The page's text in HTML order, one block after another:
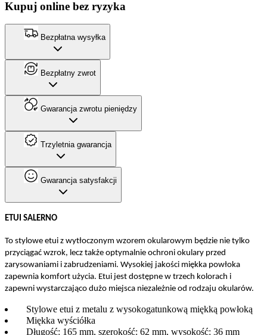
Kupuj online bez ryzyka
Bezpłatna wysyłka
Bezpłatny zwrot
Gwarancja zwrotu pieniędzy
Trzyletnia gwarancja
Gwarancja satysfakcji
ETUI SALERNO
To stylowe etui z wytłoczonym wzorem okularowym będzie nie tylko
przyciągać wzrok, lecz także optymalnie ochroni okulary przed
zarysowaniami i zabrudzeniami. Wysokiej jakości miękka powłoka
zapewnia komfort użycia. Etui jest dostępne w trzech kolorach i
zapewni wystarczająco dużo miejsca niezależnie od rodzaju okularów.
Stylowe etui z metalu z wysokogatunkową miękką powłoką
Miękka wyściółka
Długość: 165 mm, szerokość: 62 mm, wysokość: 36 mm